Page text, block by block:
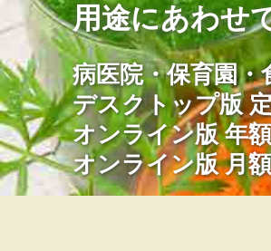
用途にあわせ
病医院・保育園
デスクトップ版
オンライン版 年
オンライン版 月